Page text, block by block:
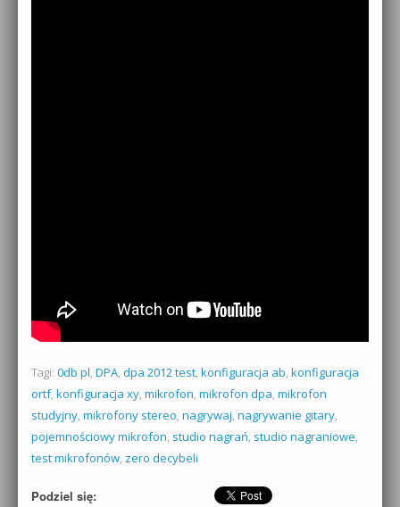
Tagi: 0db pl, DPA, dpa 2012 test, konfiguracja ab, konfiguracja
ortf, konfiguracja xy, mikrofon, mikrofon dpa, mikrofon
studyjny, mikrofony stereo, nagrywaj, nagrywanie gitary,
pojemnościowy mikrofon, studio nagrań, studio nagraniowe,
test mikrofonów, zero decybeli
Podziel się: